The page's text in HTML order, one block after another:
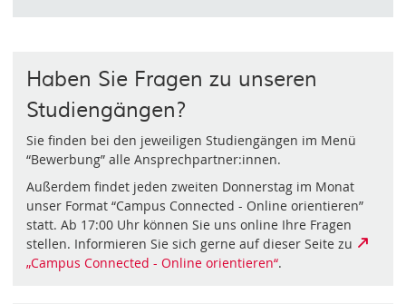
Haben Sie Fragen zu unseren
Studiengängen?
Sie finden bei den jeweiligen Studiengängen im Menü
“Bewerbung” alle Ansprechpartner:innen.
Außerdem findet jeden zweiten Donnerstag im Monat
unser Format “Campus Connected - Online orientieren”
statt. Ab 17:00 Uhr können Sie uns online Ihre Fragen
stellen. Informieren Sie sich gerne auf dieser Seite zu
„Campus Connected - Online orientieren“.